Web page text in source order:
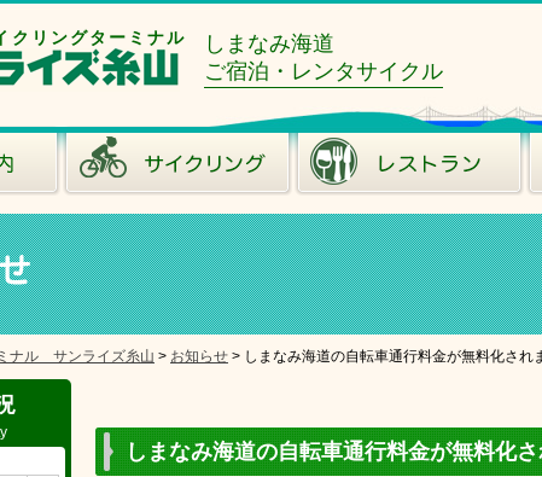
クリングターミナル
しまなみ海道
ご宿泊・レンタサイクル
ナル サンライズ糸山 > お知らせ > しまなみ海道の自転車通行料金が無料化され
しまなみ海道の自転車通行料金が無料化